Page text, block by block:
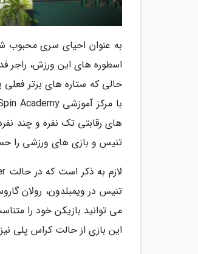
اسطوره های این ورزش، راجر
حالی که ستاره های برتر
تنیس و بازی های ورزشی را
تنیس در ویمبلدون، رولان
می توانید بازیکن خود را
این بازی از حالت کراس پلی